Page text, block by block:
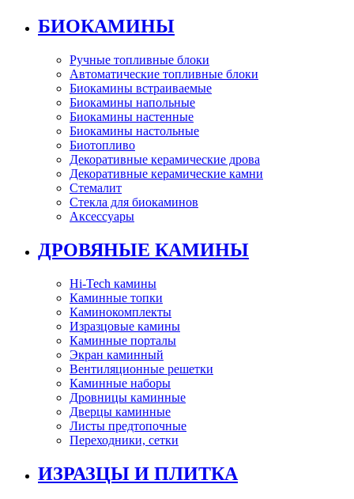
БИОКАМИНЫ
Ручные топливные блоки
Автоматические топливные блоки
Биокамины встраиваемые
Биокамины напольные
Биокамины настенные
Биокамины настольные
Биотопливо
Декоративные керамические дрова
Декоративные керамические камни
Стемалит
Стекла для биокаминов
Аксессуары
ДРОВЯНЫЕ КАМИНЫ
Hi-Tech камины
Каминные топки
Каминокомплекты
Изразцовые камины
Каминные порталы
Экран каминный
Вентиляционные решетки
Каминные наборы
Дровницы каминные
Дверцы каминные
Листы предтопочные
Переходники, сетки
ИЗРАЗЦЫ И ПЛИТКА